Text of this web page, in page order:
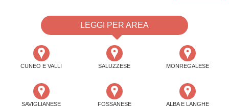
LEGGI PER AREA
CUNEO E VALLI SALUZZESE MONREGALESE
SAVIGLIANESE FOSSANESE ALBA E LANGHE